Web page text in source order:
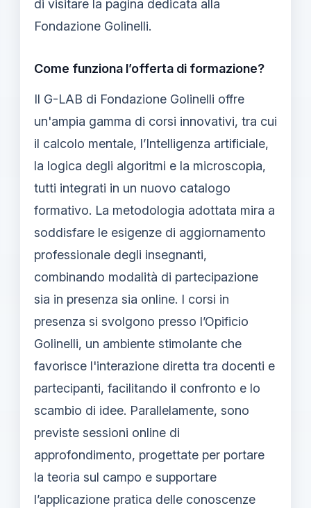
di visitare la pagina dedicata alla
Fondazione Golinelli.
Come funziona l’offerta di formazione?
Il G-LAB di Fondazione Golinelli offre
un'ampia gamma di corsi innovativi, tra cui
il calcolo mentale, l’Intelligenza artificiale,
la logica degli algoritmi e la microscopia,
tutti integrati in un nuovo catalogo
formativo. La metodologia adottata mira a
soddisfare le esigenze di aggiornamento
professionale degli insegnanti,
combinando modalità di partecipazione
sia in presenza sia online. I corsi in
presenza si svolgono presso l’Opificio
Golinelli, un ambiente stimolante che
favorisce l'interazione diretta tra docenti e
partecipanti, facilitando il confronto e lo
scambio di idee. Parallelamente, sono
previste sessioni online di
approfondimento, progettate per portare
la teoria sul campo e supportare
l’applicazione pratica delle conoscenze